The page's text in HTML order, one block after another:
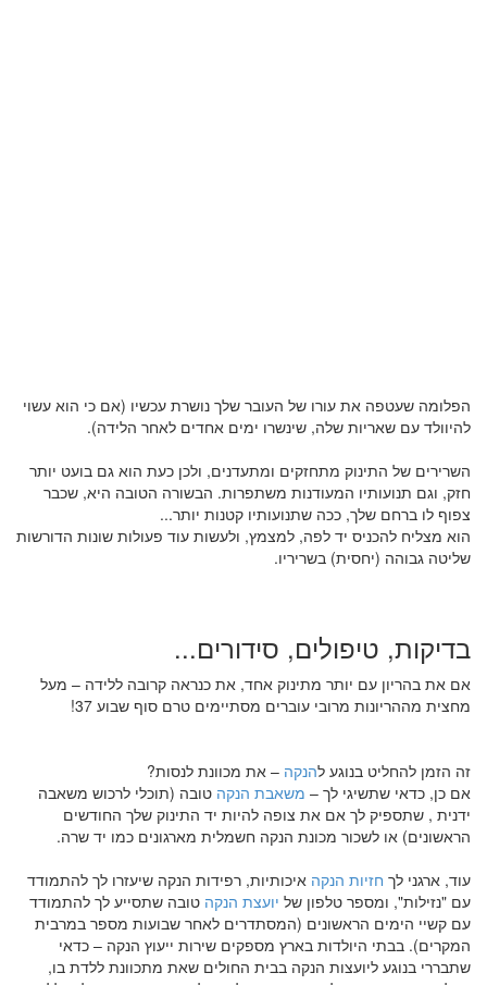
הפלומה שעטפה את עורו של העובר שלך נושרת עכשיו (אם כי הוא עשוי
להיוולד עם שאריות שלה, שינשרו ימים אחדים לאחר הלידה).
השרירים של התינוק מתחזקים ומתעדנים, ולכן כעת הוא גם בועט יותר
חזק, וגם תנועותיו המעודנות משתפרות. הבשורה הטובה היא, שכבר
צפוף לו ברחם שלך, ככה שתנועותיו קטנות יותר...
הוא מצליח להכניס יד לפה, למצמץ, ולעשות עוד פעולות שונות הדורשות
שליטה גבוהה (יחסית) בשריריו.
בדיקות, טיפולים, סידורים...
אם את בהריון עם יותר מתינוק אחד, את כנראה קרובה ללידה – מעל
מחצית מההריונות מרובי עוברים מסתיימים טרם סוף שבוע 37!
זה הזמן להחליט בנוגע להנקה – את מכוונת לנסות?
אם כן, כדאי שתשיגי לך – משאבת הנקה טובה (תוכלי לרכוש משאבה
ידנית , שתספיק לך אם את צופה להיות יד התינוק שלך החודשים
הראשונים) או לשכור מכונת הנקה חשמלית מארגונים כמו יד שרה.
עוד, ארגני לך חזיות הנקה איכותיות, רפידות הנקה שיעזרו לך להתמודד
עם "נזילות", ומספר טלפון של יועצת הנקה טובה שתסייע לך להתמודד
עם קשיי הימים הראשונים (המסתדרים לאחר שבועות מספר במרבית
המקרים). בבתי היולדות בארץ מספקים שירות ייעוץ הנקה – כדאי
שתבררי בנוגע ליועצות הנקה בבית החולים שאת מתכוונת ללדת בו,